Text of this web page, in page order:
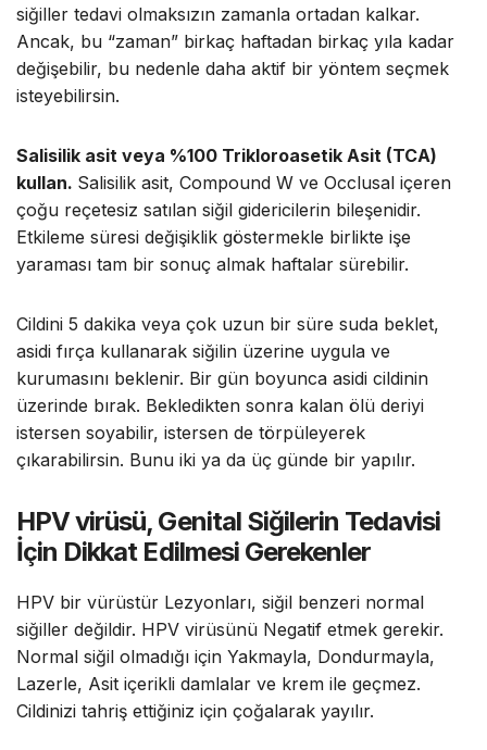
siğiller tedavi olmaksızın zamanla ortadan kalkar.
Ancak, bu “zaman” birkaç haftadan birkaç yıla kadar
değişebilir, bu nedenle daha aktif bir yöntem seçmek
isteyebilirsin.
Salisilik asit veya %100 Trikloroasetik Asit (TCA)
kullan. Salisilik asit, Compound W ve Occlusal içeren
çoğu reçetesiz satılan siğil gidericilerin bileşenidir.
Etkileme süresi değişiklik göstermekle birlikte işe
yaraması tam bir sonuç almak haftalar sürebilir.
Cildini 5 dakika veya çok uzun bir süre suda beklet,
asidi fırça kullanarak siğilin üzerine uygula ve
kurumasını beklenir. Bir gün boyunca asidi cildinin
üzerinde bırak. Bekledikten sonra kalan ölü deriyi
istersen soyabilir, istersen de törpüleyerek
çıkarabilirsin. Bunu iki ya da üç günde bir yapılır.
HPV virüsü, Genital Siğilerin Tedavisi
İçin Dikkat Edilmesi Gerekenler
HPV bir vürüstür Lezyonları, siğil benzeri normal
siğiller değildir. HPV virüsünü Negatif etmek gerekir.
Normal siğil olmadığı için Yakmayla, Dondurmayla,
Lazerle, Asit içerikli damlalar ve krem ile geçmez.
Cildinizi tahriş ettiğiniz için çoğalarak yayılır.